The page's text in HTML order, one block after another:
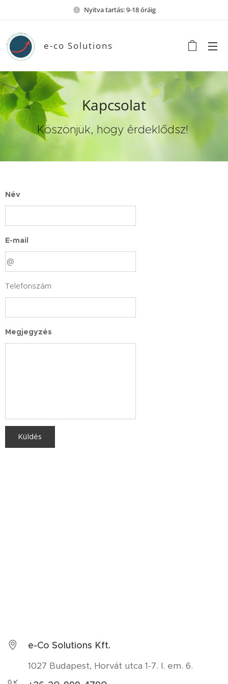
Nyitva tartás: 9-18 óráig
e-co Solutions
Kapcsolat
Köszönjük, hogy érdeklődsz!
Név
E-mail
Telefonszám
Megjegyzés
Küldés
e-Co Solutions Kft.
1027 Budapest, Horvát utca 1-7. I. em. 6.